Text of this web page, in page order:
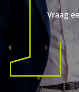
Vraag